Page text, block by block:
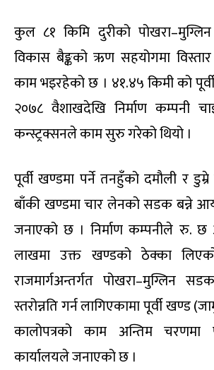
कुल ८१ किमि दुरीको
विकास बैङ्कको ऋण सहयोगमा विस्तार
काम भइरहेको छ । ४१.४५ किमी को
२०७८ वैशाखदेखि निर्माण कम्पनी
कन्स्ट्रक्सनले काम सुरु गरेको थियो ।
पूर्वी खण्डमा पर्ने तनहुँको दमौली र
बाँकी खण्डमा चार लेनको सडक बन्ने
जनाएको छ । निर्माण कम्पनीले रु. छ
लाखमा उक्त खण्डको ठेक्का
राजमार्गअन्तर्गत पोखरा–मुग्लिन
स्तरोन्नति गर्न लागिएकामा पूर्वी खण्ड
कालोपत्रको काम अन्तिम
कार्यालयले जनाएको छ ।